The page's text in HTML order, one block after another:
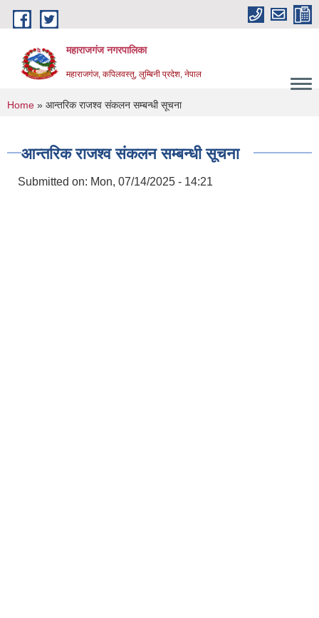
Skip to main content
महाराजगंज नगरपालिका
महाराजगंज, कपिलवस्तु, लुम्बिनी प्रदेश, नेपाल
You are here
Home » आन्तरिक राजश्व संकलन सम्बन्धी सूचना
आन्तरिक राजश्व संकलन सम्बन्धी सूचना
Submitted on: Mon, 07/14/2025 - 14:21